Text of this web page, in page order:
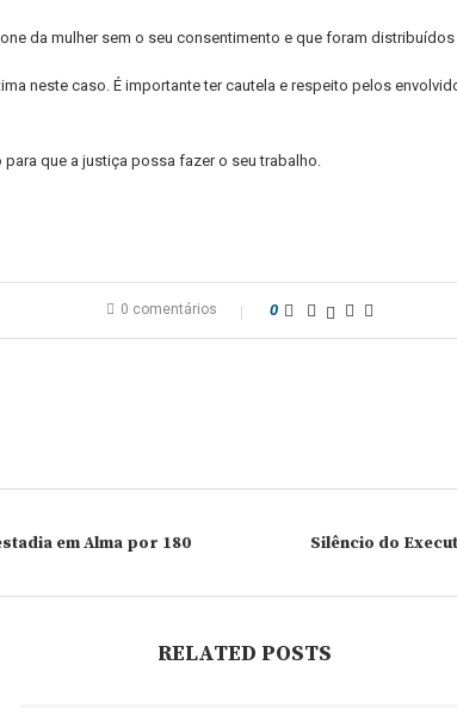
da mulher sem o seu consentimento e que foram
neste caso. É importante ter cautela e respeito pelos
que a justiça possa fazer o seu trabalho.
0 comentários 0
em Alma por 180
Silêncio do
RELATED POSTS